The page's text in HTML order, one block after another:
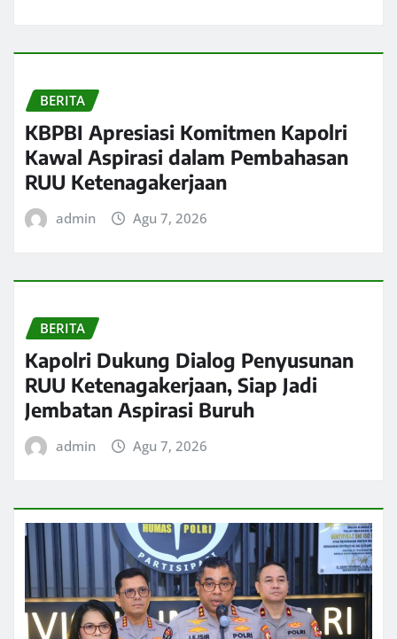
BERITA
KBPBI Apresiasi Komitmen Kapolri
Kawal Aspirasi dalam Pembahasan
RUU Ketenagakerjaan
admin Agu 7, 2026
BERITA
Kapolri Dukung Dialog Penyusunan
RUU Ketenagakerjaan, Siap Jadi
Jembatan Aspirasi Buruh
admin Agu 7, 2026